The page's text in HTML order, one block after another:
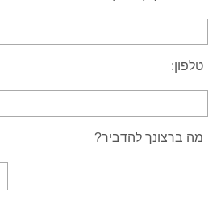
טלפון:
מה ברצונך להדביר?